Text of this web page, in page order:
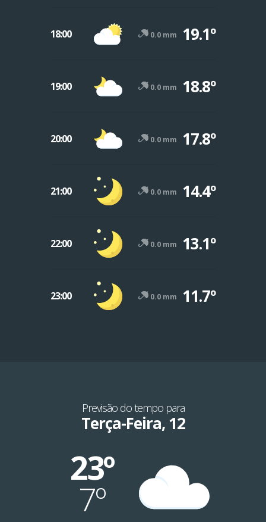
18:00 0.0 mm 19.1º
19:00 0.0 mm 18.8º
20:00 0.0 mm 17.8º
21:00 0.0 mm 14.4º
22:00 0.0 mm 13.1º
23:00 0.0 mm 11.7º
Previsão do tempo para
Terça-Feira, 12
23º
7º